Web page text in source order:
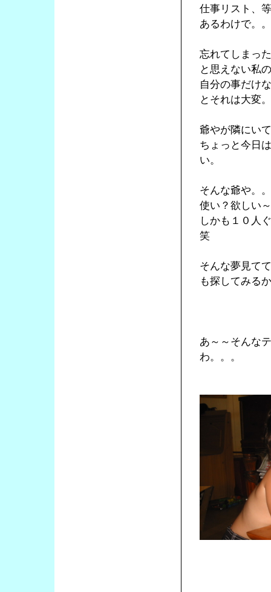
仕事リスト、
あるわけで。
忘れてしまっ
と思えない私
自分の事だけ
とそれは大変。
爺やが隣にい
ちょっと今日
い。
そんな爺や。
使い？欲しい
しかも１０人
笑
そんな夢見て
も探してみる
あ～～そんな
わ。。。